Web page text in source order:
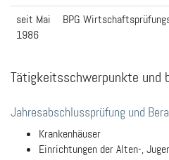
seit Mai
1986
BPG
Tätigkeitsschwerpunkte und
Jahresabschlussprüfung und
Krankenhäuser
Einrichtungen der Alten-,